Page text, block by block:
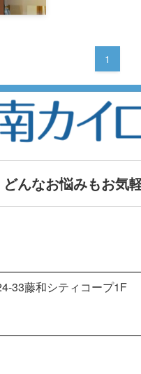
1
どんなお悩みもお気
33藤和シティコープ1F